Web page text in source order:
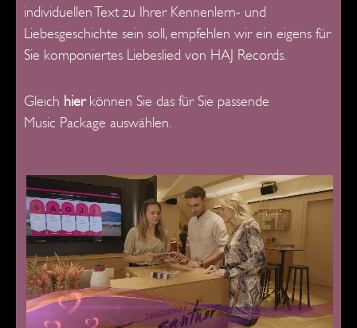
individuellen Text zu Ihrer Kennenlern- und
Liebesgeschichte sein soll, empfehlen wir ein eigens für
Sie komponiertes Liebeslied von HAJ Records.
Gleich hierkönnen Sie das für Sie passende
Music Package auswählen.